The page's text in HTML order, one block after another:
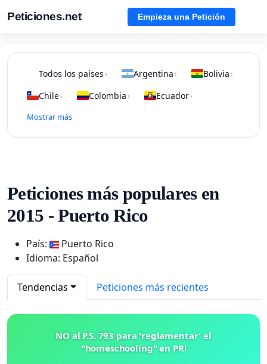
Peticiones.net Empieza una Petición
Todos los países › Argentina › Bolivia ›
Chile› Colombia › Ecuador›
Mostrar más
Peticiones más populares en
2015 - Puerto Rico
País:
Puerto Rico
Idioma: Español
Tendencias Peticiones más recientes
NO al P.S. 793 para 'reglamentar' el
"homeschooling" en PR!